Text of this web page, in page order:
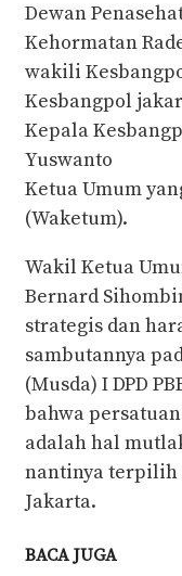
Dewan
Kehormatan
wakili
Kesbangpol
Kepala
Yuswanto
Ketua Umum
(Waketum).
Wakil Ketua
Bernard
strategis dan
sambutannya
(Musda) I DPD
bahwa
adalah hal
nantinya terpilih
Jakarta.
BACA JUGA